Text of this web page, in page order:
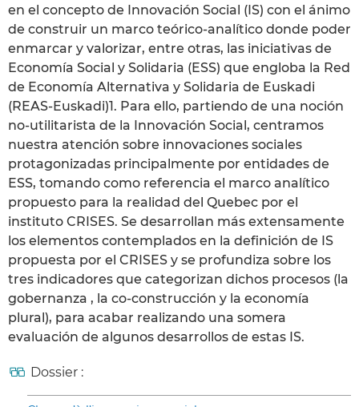
en el concepto de Innovación Social (IS) con el ánimo
de construir un marco teórico-analítico donde poder
enmarcar y valorizar, entre otras, las iniciativas de
Economía Social y Solidaria (ESS) que engloba la Red
de Economía Alternativa y Solidaria de Euskadi
(REAS-Euskadi)1. Para ello, partiendo de una noción
no-utilitarista de la Innovación Social, centramos
nuestra atención sobre innovaciones sociales
protagonizadas principalmente por entidades de
ESS, tomando como referencia el marco analítico
propuesto para la realidad del Quebec por el
instituto CRISES. Se desarrollan más extensamente
los elementos contemplados en la definición de IS
propuesta por el CRISES y se profundiza sobre los
tres indicadores que categorizan dichos procesos (la
gobernanza , la co-construcción y la economía
plural), para acabar realizando una somera
evaluación de algunos desarrollos de estas IS.
Dossier :